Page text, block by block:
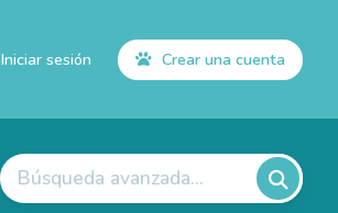
Iniciar sesión Crear una cuenta
Búsqueda avanzada...